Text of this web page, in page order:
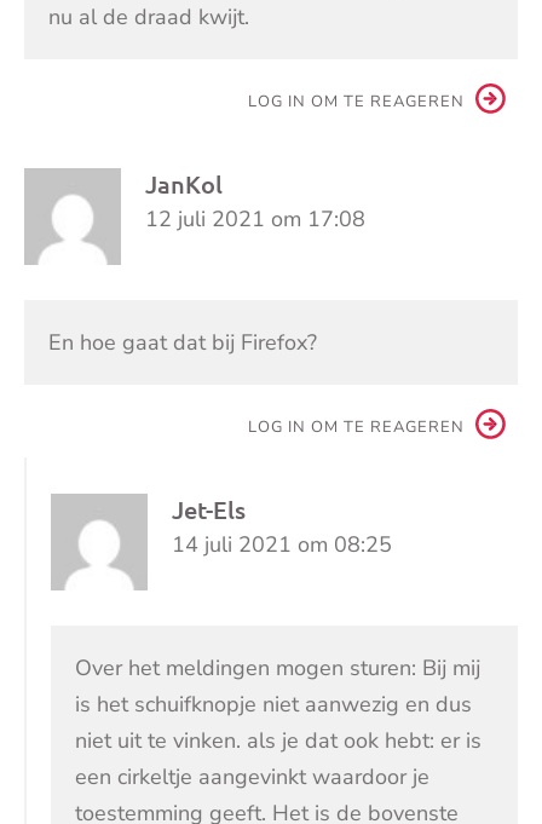
nu al de draad kwijt.
LOG IN OM TE REAGEREN
JanKol
12 juli 2021 om 17:08
En hoe gaat dat bij Firefox?
LOG IN OM TE REAGEREN
Jet-Els
14 juli 2021 om 08:25
Over het meldingen mogen sturen: Bij mij
is het schuifknopje niet aanwezig en dus
niet uit te vinken. als je dat ook hebt: er is
een cirkeltje aangevinkt waardoor je
toestemming geeft. Het is de bovenste